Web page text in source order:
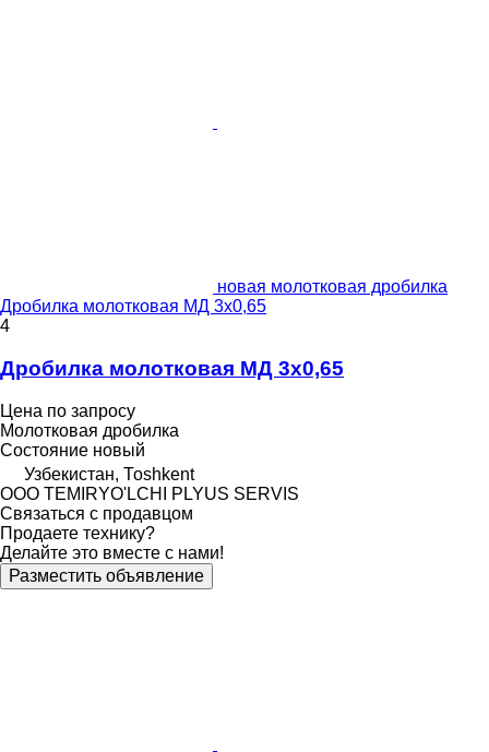
новая молотковая дробилка
Дробилка молотковая МД 3х0,65
4
Дробилка молотковая МД 3х0,65
Цена по запросу
Молотковая дробилка
Состояние новый
Узбекистан, Тоshkent
OOO TEMIRYO'LCHI PLYUS SERVIS
Связаться с продавцом
Продаете технику?
Делайте это вместе с нами!
Разместить объявление